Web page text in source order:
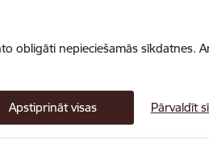
obligāti nepieciešamās sīkdatnes.
Apstiprināt visas Pārvaldīt